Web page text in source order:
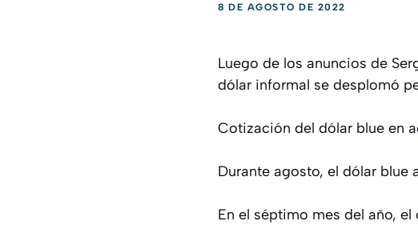
8 DE AGOSTO DE 2022
Luego de los anuncios de
dólar informal se desplomó
Cotización del dólar blue en
Durante agosto, el dólar blue
En el séptimo mes del año,